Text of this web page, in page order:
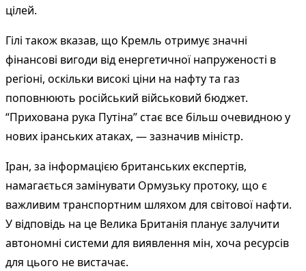
цілей.
Гілі також вказав, що Кремль отримує значні
фінансові вигоди від енергетичної напруженості в
регіоні, оскільки високі ціни на нафту та газ
поповнюють російський військовий бюджет.
“Прихована рука Путіна” стає все більш очевидною у
нових іранських атаках, — зазначив міністр.
Іран, за інформацією британських експертів,
намагається замінувати Ормузьку протоку, що є
важливим транспортним шляхом для світової нафти.
У відповідь на це Велика Британія планує залучити
автономні системи для виявлення мін, хоча ресурсів
для цього не вистачає.